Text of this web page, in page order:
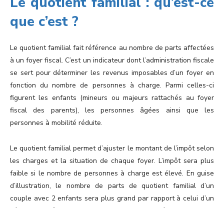
que c’est ?
Le quotient familial fait référence au nombre de parts affectées
à un foyer fiscal. C’est un indicateur dont l’administration fiscale
se sert pour déterminer les revenus imposables d’un foyer en
fonction du nombre de personnes à charge. Parmi celles-ci
figurent les enfants (mineurs ou majeurs rattachés au foyer
fiscal des parents), les personnes âgées ainsi que les
personnes à mobilité réduite.
Le quotient familial permet d’ajuster le montant de l’impôt selon
les charges et la situation de chaque foyer. L’impôt sera plus
faible si le nombre de personnes à charge est élevé. En guise
d’illustration, le nombre de parts de quotient familial d’un
couple avec 2 enfants sera plus grand par rapport à celui d’un